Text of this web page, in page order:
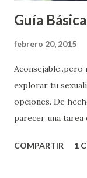
Guía
febrero 20, 2015
Aconsejable..pero
explorar tu
opciones. De
parecer una tarea
partes de ti que
COMPARTIR 1